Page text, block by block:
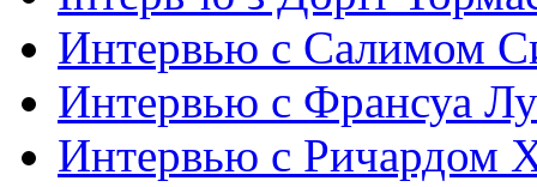
Интервью с Салимом
Интервью с Франсуа
Интервью с Ричардом